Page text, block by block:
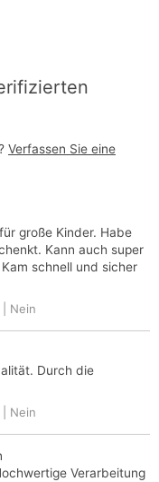
Verfassen Sie eine
große Kinder. Habe
Kann auch super
schnell und sicher
Nein
Durch die
Nein
Verarbeitung